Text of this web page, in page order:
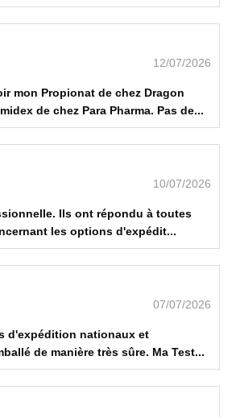
12/07/2026
mon Propionat de chez Dragon
de chez Para Pharma. Pas de...
10/07/2026
Ils ont répondu à toutes
les options d'expédit...
07/07/2026
d'expédition nationaux et
de manière très sûre. Ma Test...